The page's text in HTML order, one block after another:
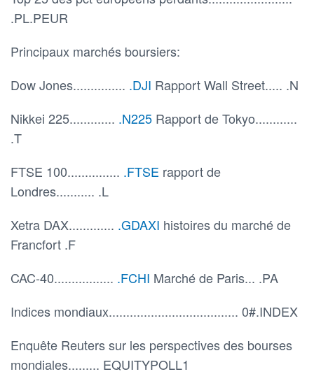
.PL.PEUR
Principaux marchés boursiers:
Dow Jones............... .DJI Rapport Wall Street..... .N
Nikkei 225............. .N225 Rapport de Tokyo............
.T
FTSE 100............... .FTSE rapport de
Londres........... .L
Xetra DAX............. .GDAXI histoires du marché de
Francfort .F
CAC-40................. .FCHI Marché de Paris... .PA
Indices mondiaux..................................... 0#.INDEX
Enquête Reuters sur les perspectives des bourses
mondiales......... EQUITYPOLL1